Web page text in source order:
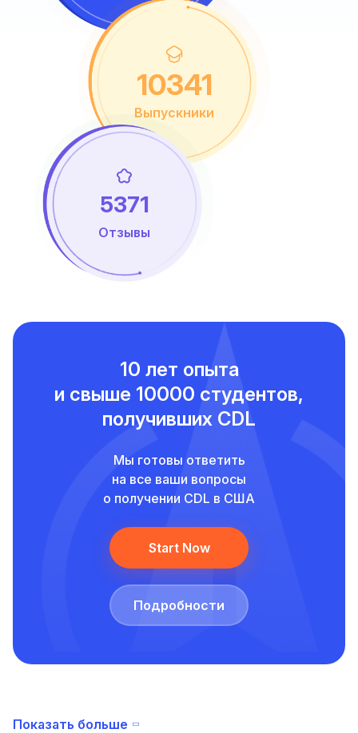
10341
Выпускники
5371
Отзывы
10 лет опыта
и свыше 10000 студентов,
получивших CDL
Мы готовы ответить
на все ваши вопросы
о получении CDL в США
Start Now
Подробности
Показать больше